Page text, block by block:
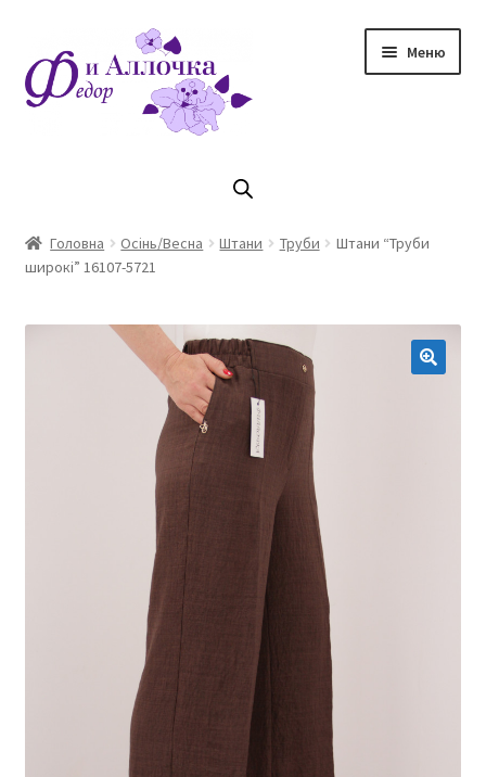
до
навігації
до
контенту
Меню
Магазин
Оплата та доставка
Головна Осінь/Весна Штани Труби
Штани “Труби
широкі” 16107-5721